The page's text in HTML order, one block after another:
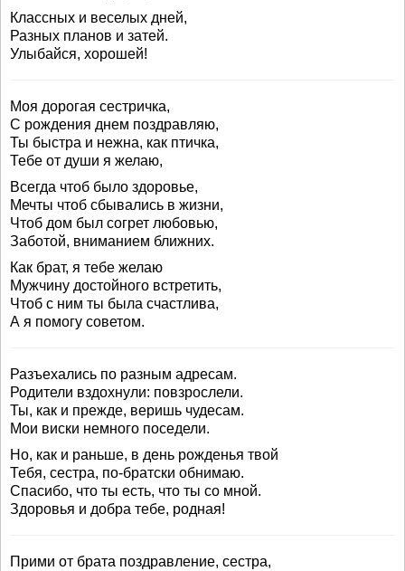
Классных и веселых дней,
Разных планов и затей.
Улыбайся, хорошей!
Моя дорогая сестричка,
С рождения днем поздравляю,
Ты быстра и нежна, как птичка,
Тебе от души я желаю,
Всегда чтоб было здоровье,
Мечты чтоб сбывались в жизни,
Чтоб дом был согрет любовью,
Заботой, вниманием ближних.
Как брат, я тебе желаю
Мужчину достойного встретить,
Чтоб с ним ты была счастлива,
А я помогу советом.
Разъехались по разным адресам.
Родители вздохнули: повзрослели.
Ты, как и прежде, веришь чудесам.
Мои виски немного поседели.
Но, как и раньше, в день рожденья твой
Тебя, сестра, по-братски обнимаю.
Спасибо, что ты есть, что ты со мной.
Здоровья и добра тебе, родная!
Прими от брата поздравление, сестра,